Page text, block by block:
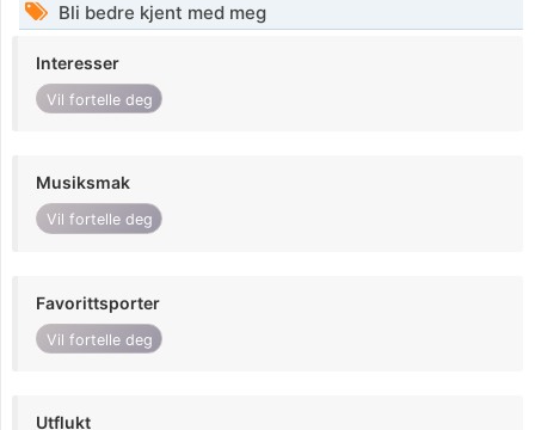
Bli bedre kjent med meg
Interesser
Vil fortelle deg
Musiksmak
Vil fortelle deg
Favorittsporter
Vil fortelle deg
Utflukt